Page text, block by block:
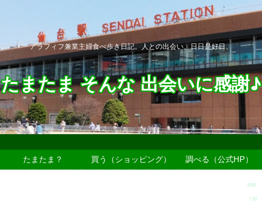
アラフィフ兼業主婦食べ歩き日記。人との出会い、日日是好日。
たまたま そんな 出会いに感謝♪
たまたま？ 買う（ショッピング） 調べる（公式HP）